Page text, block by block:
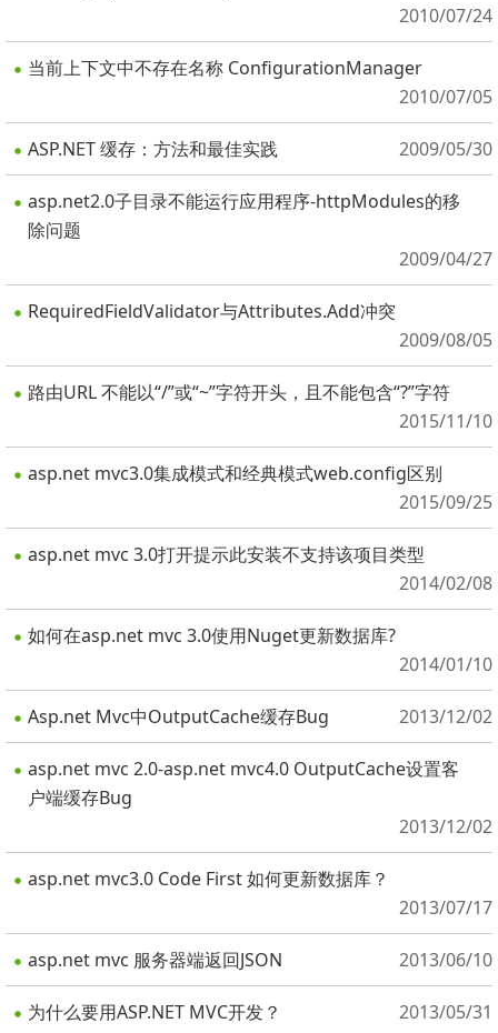
2010/07/24
当前上下文中不存在名称 ConfigurationManager
2010/07/05
ASP.NET 缓存：方法和最佳实践 2009/05/30
asp.net2.0子目录不能运行应用程序-httpModules的移
除问题
2009/04/27
RequiredFieldValidator与Attributes.Add冲突
2009/08/05
路由URL 不能以“/”或“~”字符开头，且不能包含“?”字符
2015/11/10
asp.net mvc3.0集成模式和经典模式web.config区别
2015/09/25
asp.net mvc 3.0打开提示此安装不支持该项目类型
2014/02/08
如何在asp.net mvc 3.0使用Nuget更新数据库?
2014/01/10
Asp.net Mvc中OutputCache缓存Bug 2013/12/02
asp.net mvc 2.0-asp.net mvc4.0 OutputCache设置客
户端缓存Bug
2013/12/02
asp.net mvc3.0 Code First 如何更新数据库？
2013/07/17
asp.net mvc 服务器端返回JSON 2013/06/10
为什么要用ASP.NET MVC开发？ 2013/05/31